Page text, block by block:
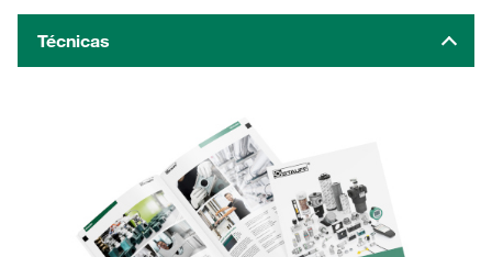
Técnicas